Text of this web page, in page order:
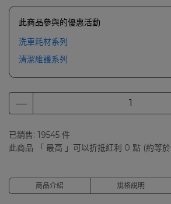
此商品參與的優惠活動
洗車耗材系列
清潔維護系列
已銷售: 19545 件
此商品 「 最高 」可以折抵紅利 0 點 (約等於
商品介紹 規格說明